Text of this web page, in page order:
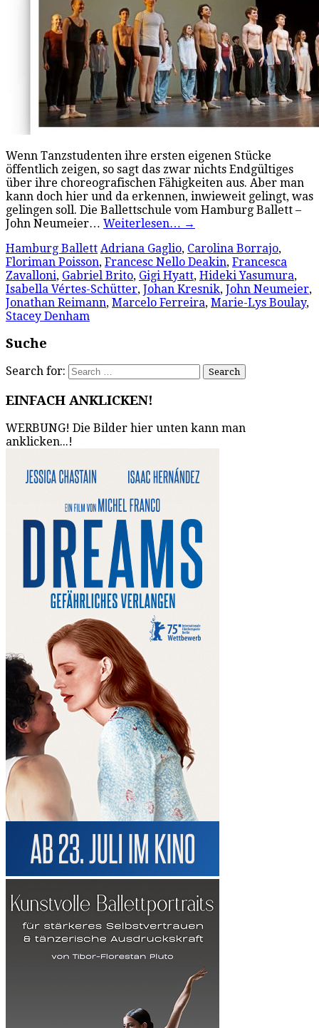
Wenn Tanzstudenten ihre ersten eigenen Stücke
öffentlich zeigen, so sagt das zwar nichts Endgültiges
über ihre choreografischen Fähigkeiten aus. Aber man
kann doch hier und da erkennen, inwieweit gelingt, was
gelingen soll. Die Ballettschule vom Hamburg Ballett –
John Neumeier… Weiterlesen… →
Hamburg Ballett Adriana Gaglio, Carolina Borrajo,
Floriman Poisson, Francesc Nello Deakin, Francesca
Zavalloni, Gabriel Brito, Gigi Hyatt, Hideki Yasumura,
Isabella Vértes-Schütter, Johan Kresnik, John Neumeier,
Jonathan Reimann, Marcelo Ferreira, Marie-Lys Boulay,
Stacey Denham
Suche
Search for:
EINFACH ANKLICKEN!
WERBUNG! Die Bilder hier unten kann man
anklicken...!